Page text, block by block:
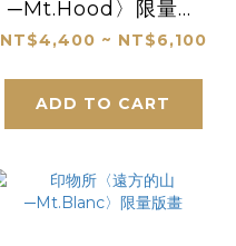
─Mt.Hood〉限量版
畫
NT$4,400 ~ NT$6,100
ADD TO CART